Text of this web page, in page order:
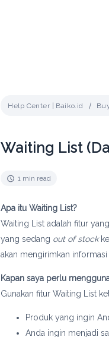
Help Center | Baiko.id
Waiting List
1 min read
Apa itu Waiting List?
Waiting List adalah fitur
yang sedang out of stock
akan mengirimkan
Kapan saya perlu
Gunakan fitur Waiting List
Produk yang ingin
Anda ingin menjadi